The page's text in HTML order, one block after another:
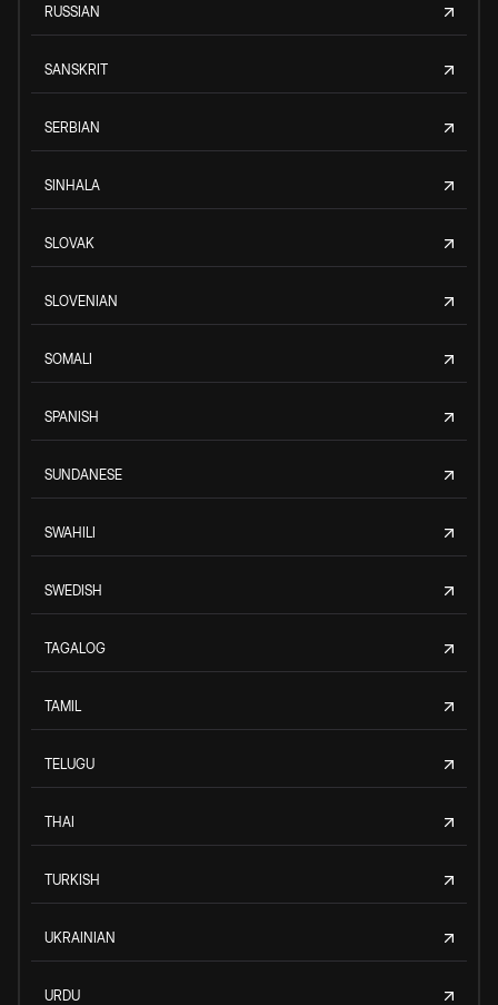
RUSSIAN
SANSKRIT
SERBIAN
SINHALA
SLOVAK
SLOVENIAN
SOMALI
SPANISH
SUNDANESE
SWAHILI
SWEDISH
TAGALOG
TAMIL
TELUGU
THAI
TURKISH
UKRAINIAN
URDU